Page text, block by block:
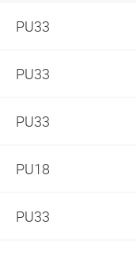
PU33
PU33
PU33
PU18
PU33